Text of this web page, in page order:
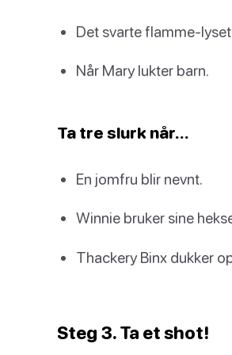
Det svarte flamme-
Når Mary lukter barn.
Ta tre slurk når…
En jomfru blir nevnt.
Winnie bruker sine
Thackery Binx dukker
Steg 3. Ta et shot!